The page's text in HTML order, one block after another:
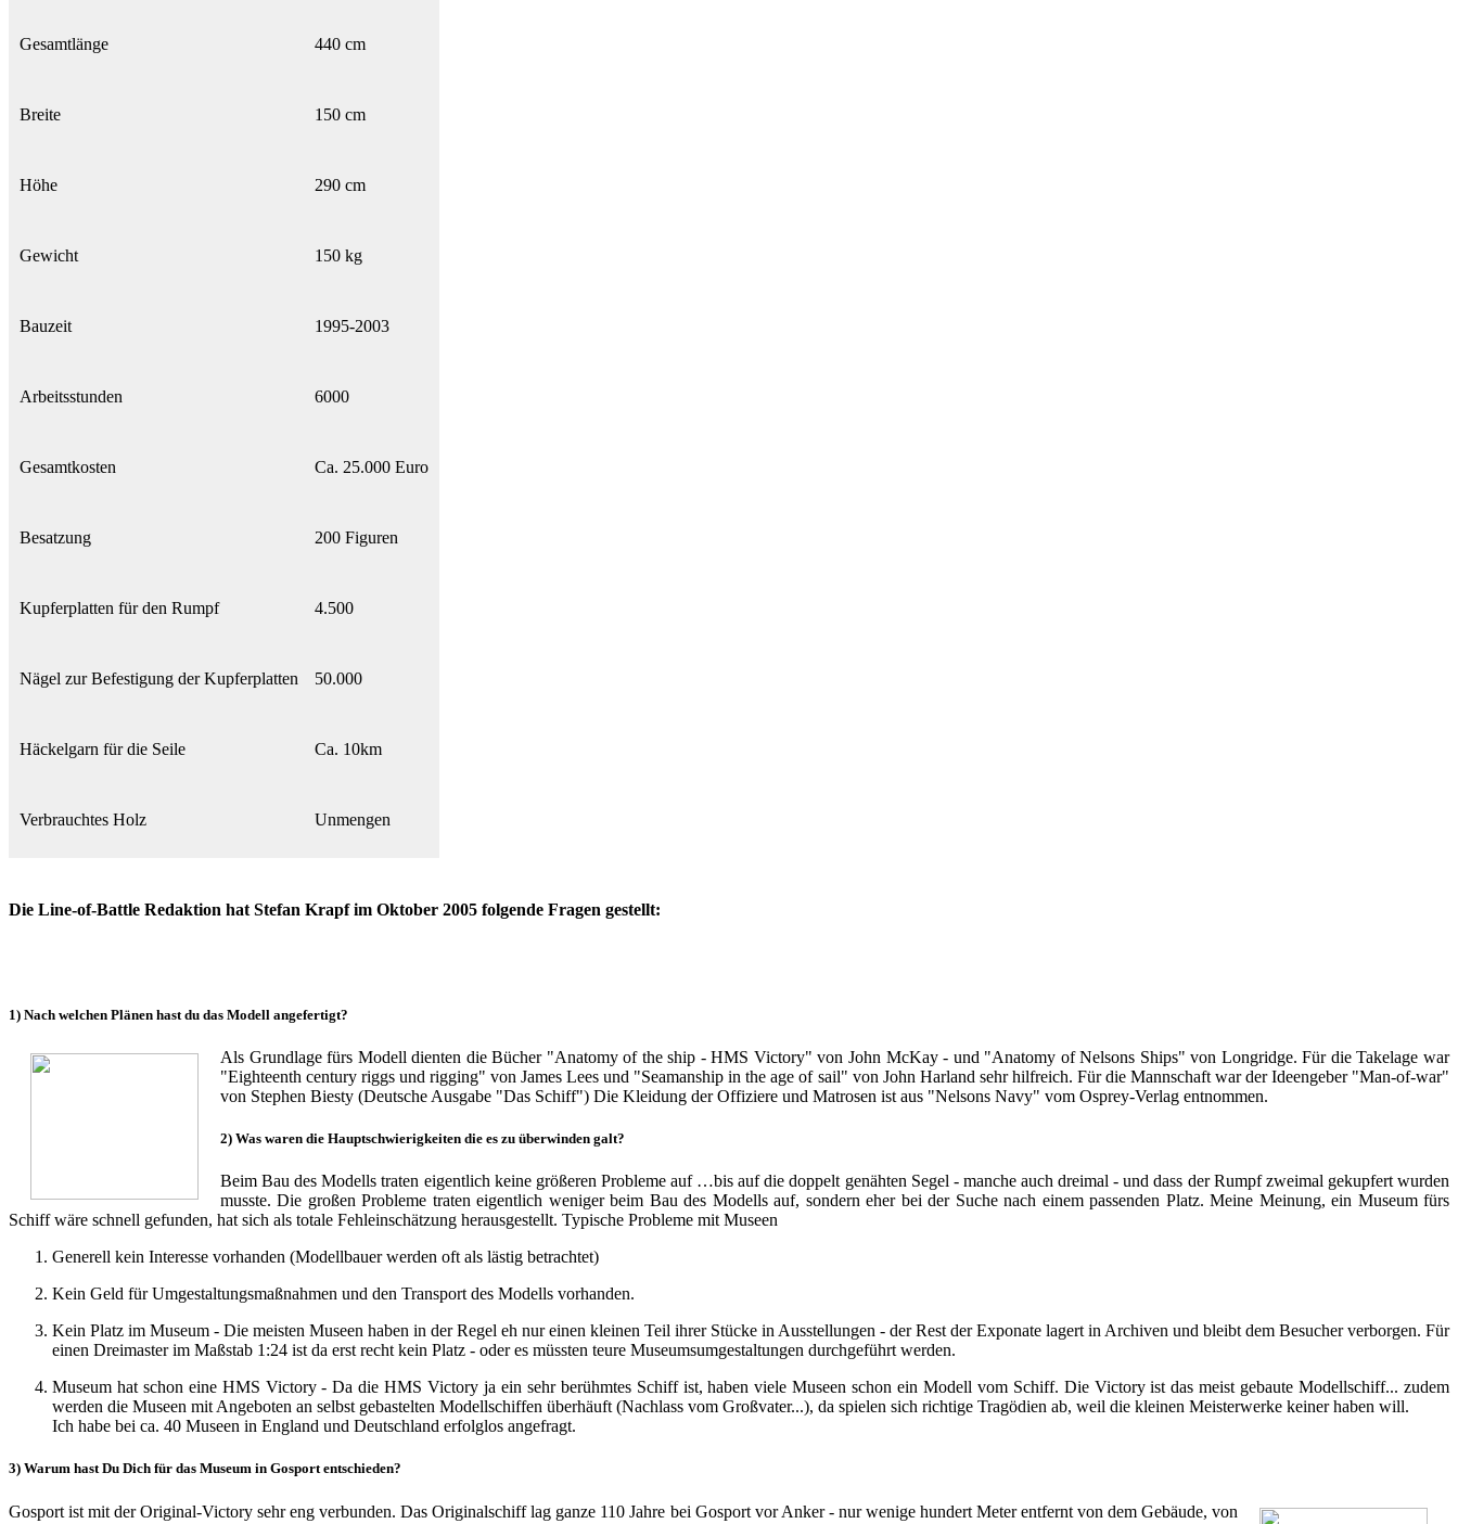
Gesamtlänge 440 cm
Breite 150 cm
Höhe 290 cm
Gewicht 150 kg
Bauzeit 1995-2003
Arbeitsstunden 6000
Gesamtkosten Ca. 25.000 Euro
Besatzung 200 Figuren
Kupferplatten für den Rumpf 4.500
Nägel zur Befestigung der Kupferplatten 50.000
Häckelgarn für die Seile Ca. 10km
Verbrauchtes Holz Unmengen
Die Line-of-Battle Redaktion hat Stefan Krapf im Oktober 2005 folgende Fragen gestellt:
1) Nach welchen Plänen hast du das Modell angefertigt?
Als Grundlage fürs Modell dienten die Bücher "Anatomy of the ship - HMS Victory" von John McKay - und "Anatomy of Nelsons Ships" von Longridge. Für die Takelage war
"Eighteenth century riggs und rigging" von James Lees und "Seamanship in the age of sail" von John Harland sehr hilfreich. Für die Mannschaft war der Ideengeber "Man-of-war"
von Stephen Biesty (Deutsche Ausgabe "Das Schiff") Die Kleidung der Offiziere und Matrosen ist aus "Nelsons Navy" vom Osprey-Verlag entnommen.
2) Was waren die Hauptschwierigkeiten die es zu überwinden galt?
Beim Bau des Modells traten eigentlich keine größeren Probleme auf …bis auf die doppelt genähten Segel - manche auch dreimal - und dass der Rumpf zweimal gekupfert wurden
musste. Die großen Probleme traten eigentlich weniger beim Bau des Modells auf, sondern eher bei der Suche nach einem passenden Platz. Meine Meinung, ein Museum fürs
Schiff wäre schnell gefunden, hat sich als totale Fehleinschätzung herausgestellt. Typische Probleme mit Museen
Generell kein Interesse vorhanden (Modellbauer werden oft als lästig betrachtet)
Kein Geld für Umgestaltungsmaßnahmen und den Transport des Modells vorhanden.
Kein Platz im Museum - Die meisten Museen haben in der Regel eh nur einen kleinen Teil ihrer Stücke in Ausstellungen - der Rest der Exponate lagert in Archiven und bleibt dem Besucher verborgen. Für
einen Dreimaster im Maßstab 1:24 ist da erst recht kein Platz - oder es müssten teure Museumsumgestaltungen durchgeführt werden.
Museum hat schon eine HMS Victory - Da die HMS Victory ja ein sehr berühmtes Schiff ist, haben viele Museen schon ein Modell vom Schiff. Die Victory ist das meist gebaute Modellschiff... zudem
werden die Museen mit Angeboten an selbst gebastelten Modellschiffen überhäuft (Nachlass vom Großvater...), da spielen sich richtige Tragödien ab, weil die kleinen Meisterwerke keiner haben will.
Ich habe bei ca. 40 Museen in England und Deutschland erfolglos angefragt.
3) Warum hast Du Dich für das Museum in Gosport entschieden?
Gosport ist mit der Original-Victory sehr eng verbunden. Das Originalschiff lag ganze 110 Jahre bei Gosport vor Anker - nur wenige hundert Meter entfernt von dem Gebäude, von